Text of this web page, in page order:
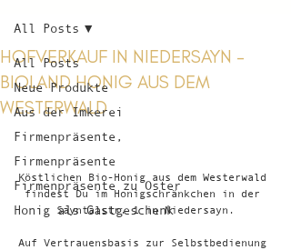
All Posts
Neue Produkte
Aus der Imkerei
Firmenpräsente,
Firmenpräsente
Firmenpräsente zu Oster
Honig als Gastgeschenk
All Posts
HOFVERKAUF IN NIEDERSAYN -
BIOLAND HONIG AUS DEM
WESTERWALD
Köstlichen Bio-Honig aus dem Westerwald
findest Du im Honigschränkchen in der
Sayntalstr. 1 in Niedersayn.
Auf Vertrauensbasis zur Selbstbedienung